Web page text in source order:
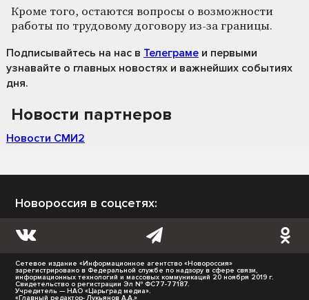
Кроме того, остаются вопросы о возможности
работы по трудовому договору из-за границы.
Подписывайтесь на нас в Телеграме и первыми
узнавайте о главных новостях и важнейших событиях
дня.
Новости партнеров
Новости СМИ2
Новороссия в соцсетях:
Сетевое издание «Информационное агентство «Новороссия»
зарегистрировано в Федеральной службе по надзору в сфере связи,
информационных технологий и массовых коммуникаций 20 ноября 2019 г.
Свидетельство о регистрации Эл № ФС77-77187.
Учредитель — НАО «Царьград медиа».
«Главный редактор- Лукьянов А.А.»